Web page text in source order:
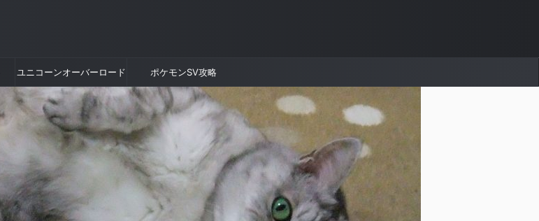
ユニコーンオーバーロード ポケモンSV攻略